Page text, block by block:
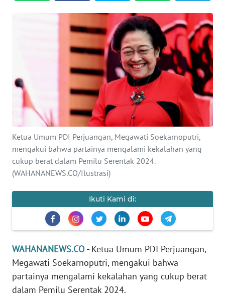
Ketua Umum PDI Perjuangan, Megawati Soekarnoputri,
mengakui bahwa partainya mengalami kekalahan yang
cukup berat dalam Pemilu Serentak 2024.
(WAHANANEWS.CO/Ilustrasi)
Ikuti Kami di:
WAHANANEWS.CO -Ketua Umum PDI Perjuangan,
Megawati Soekarnoputri, mengakui bahwa
partainya mengalami kekalahan yang cukup berat
dalam Pemilu Serentak 2024.
KESEHATAN
INTERNASIONAL
SERBA-SERBI
PENDIDIKAN
EDITORIAL
Informasi